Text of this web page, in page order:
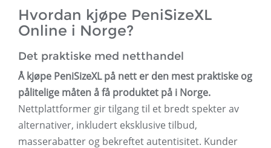
Hvordan kjøpe PeniSizeXL
Online i Norge?
Det praktiske med netthandel
Å kjøpe PeniSizeXL på nett er den mest praktiske og
pålitelige måten å få produktet på i Norge.
Nettplattformer gir tilgang til et bredt spekter av
alternativer, inkludert eksklusive tilbud,
masserabatter og bekreftet autentisitet. Kunder